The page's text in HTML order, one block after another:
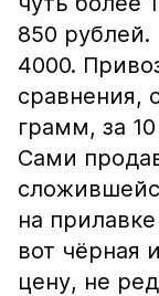
850 рублей.
4000.
сравнения,
грамм, за
Сами
на
вот чёрная
цену, не